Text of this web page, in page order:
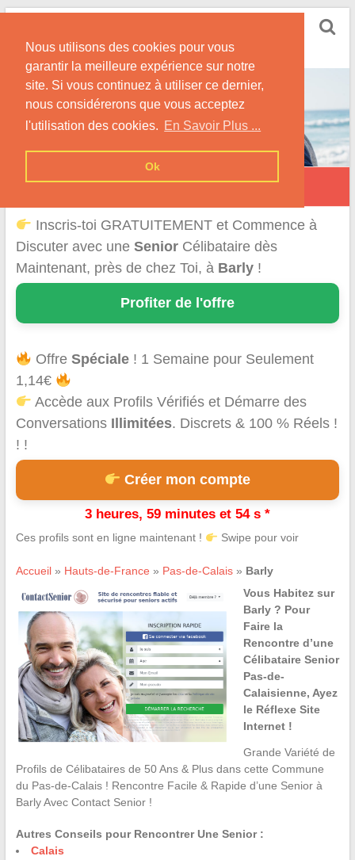
Nous utilisons des cookies pour vous
garantir la meilleure expérience sur notre
site. Si vous continuez à utiliser ce dernier,
nous considérerons que vous acceptez
l'utilisation des cookies. En Savoir Plus ...
Ok
Skip
content
Conseils & Infos pour la Rencontre d'une Senior
Barly
Inscris-toi GRATUITEMENT et Commence à
Discuter avec une SeniorCélibataire dès
Maintenant, près de chez Toi, à Barly!
Profiter de l'offre
OffreSpéciale ! 1 Semaine pour Seulement
1,14€
Accède aux Profils Vérifiés et Démarre des
Conversations Illimitées. Discrets & 100 % Réels !
! !
Créer mon compte
3 heures, 59 minutes et 54 s *
Ces profils sont en ligne maintenant ! Swipe pour voir
Accueil» Hauts-de-France » Pas-de-Calais» Barly
Vous Habitez sur
Barly ? Pour
Faire la
Rencontre d’une
Célibataire Senior
Pas-de-
Calaisienne, Ayez
le Réflexe Site
Internet !
Grande Variété de
Profils de Célibataires de 50 Ans & Plus dans cette Commune
du Pas-de-Calais ! Rencontre Facile & Rapide d’une Senior à
Barly Avec Contact Senior !
Autres Conseils pour Rencontrer Une Senior :
Calais